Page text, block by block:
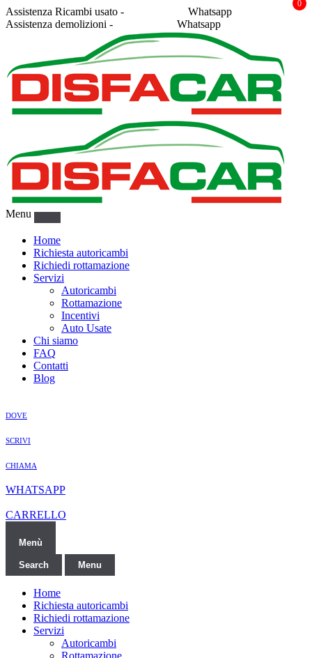
Assistenza Ricambi usato -
Whatsapp
Assistenza demolizioni -
Whatsapp
Menu
Home
Richiesta autoricambi
Richiedi rottamazione
Servizi
Autoricambi
Rottamazione
Incentivi
Auto Usate
Chi siamo
FAQ
Contatti
Blog
DOVE
SCRIVI
CHIAMA
WHATSAPP
0
CARRELLO
Menù
Search Menu
Home
Richiesta autoricambi
Richiedi rottamazione
Servizi
Autoricambi